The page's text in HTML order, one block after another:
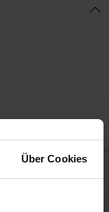
Über Cookies
Accessoires